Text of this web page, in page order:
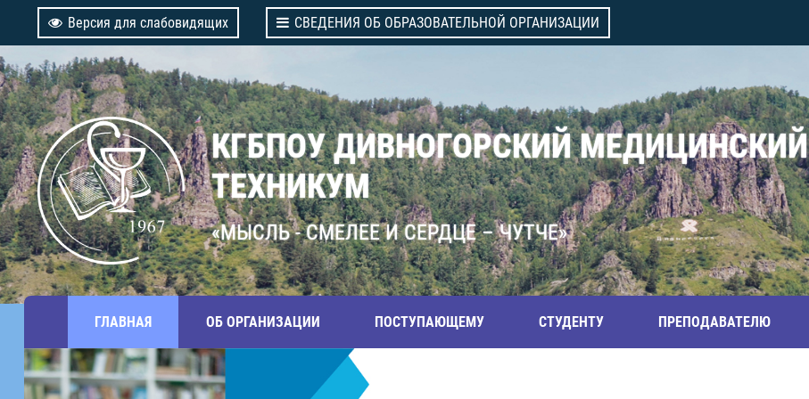
Версия для слабовидящих СВЕДЕНИЯ ОБ ОБРАЗОВАТЕЛЬНОЙ ОРГАНИЗАЦИИ
КГБПОУ ДИВНОГОРСКИЙ МЕДИЦИНСКИЙ
ТЕХНИКУМ
«МЫСЛЬ - СМЕЛЕЕ И СЕРДЦЕ – ЧУТЧЕ»
ГЛАВНАЯ ОБ ОРГАНИЗАЦИИ ПОСТУПАЮЩЕМУ СТУДЕНТУ ПРЕПОДАВАТЕЛЮ